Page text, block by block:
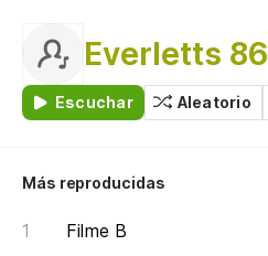
Everletts 86
Escuchar Aleatorio
Más reproducidas
Filme B